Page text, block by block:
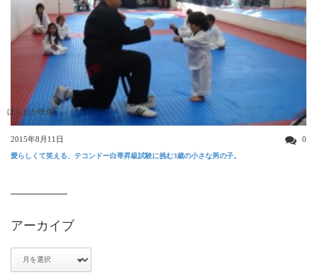
ほんわか映像
2015年8月11日 0
愛らしくて笑える、テコンドー白帯昇級試験に挑む3歳の小さな男の子。
アーカイブ